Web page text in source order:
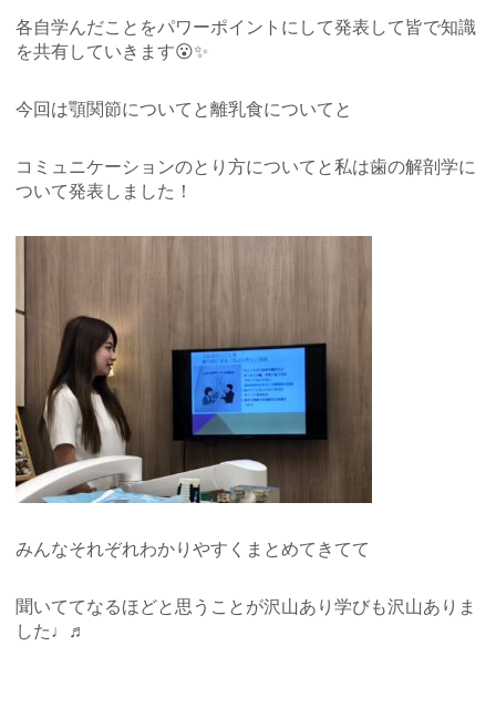
各自学んだことをパワーポイントにして発表して皆で知識
を共有していきます😮✨
今回は顎関節についてと離乳食についてと
コミュニケーションのとり方についてと私は歯の解剖学に
ついて発表しました！
みんなそれぞれわかりやすくまとめてきてて
聞いててなるほどと思うことが沢山あり学びも沢山ありま
した♩♬